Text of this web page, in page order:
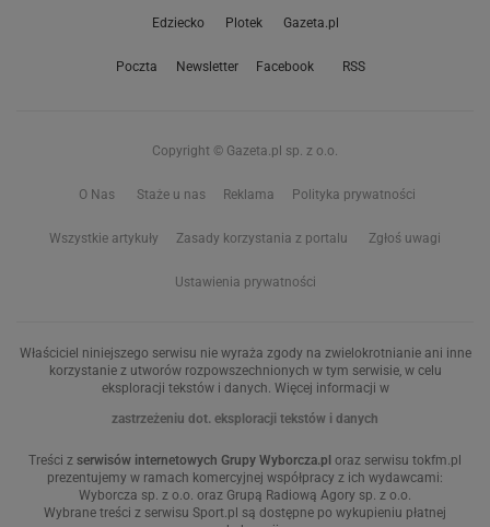
Edziecko Plotek Gazeta.pl
Poczta Newsletter Facebook RSS
Copyright © Gazeta.pl sp. z o.o.
O Nas Staże u nas Reklama Polityka prywatności
Wszystkie artykuły Zasady korzystania z portalu Zgłoś uwagi
Ustawienia prywatności
Właściciel niniejszego serwisu nie wyraża zgody na zwielokrotnianie ani inne
korzystanie z utworów rozpowszechnionych w tym serwisie, w celu
eksploracji tekstów i danych. Więcej informacji w
zastrzeżeniu dot. eksploracji tekstów i danych
Treści z serwisów internetowych Grupy Wyborcza.pl oraz serwisu tokfm.pl
prezentujemy w ramach komercyjnej współpracy z ich wydawcami:
Wyborcza sp. z o.o. oraz Grupą Radiową Agory sp. z o.o.
Wybrane treści z serwisu Sport.pl są dostępne po wykupieniu płatnej